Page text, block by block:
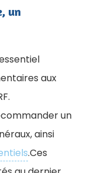
un
aux
un
ainsi
.Ces